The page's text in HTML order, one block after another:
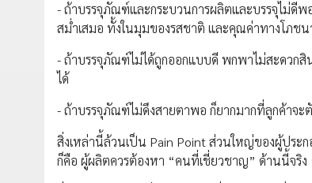
- ถ้าบรรจุภัณฑ์และกระบวนการผลิตและบรรจุไม่ดี
สม่ำเสมอ ทั้งในมุมของรสชาติ และคุณค่าทางโภชน
- ถ้าบรรจุภัณฑ์ไม่ได้ถูกออกแบบดี พกพาไม่สะดวกสิ
ได้
- ถ้าบรรจุภัณฑ์ไม่ดึงสายตาพอ ก็ยากมากที่ลูกค้าจ
สิ่งเหล่านี้ล้วนเป็น Pain Point ส่วนใหญ่ของผู้ปร
ก็คือ ผู้ผลิตควรต้องหา “คนที่เชี่ยวชาญ” ด้านนี้จริง